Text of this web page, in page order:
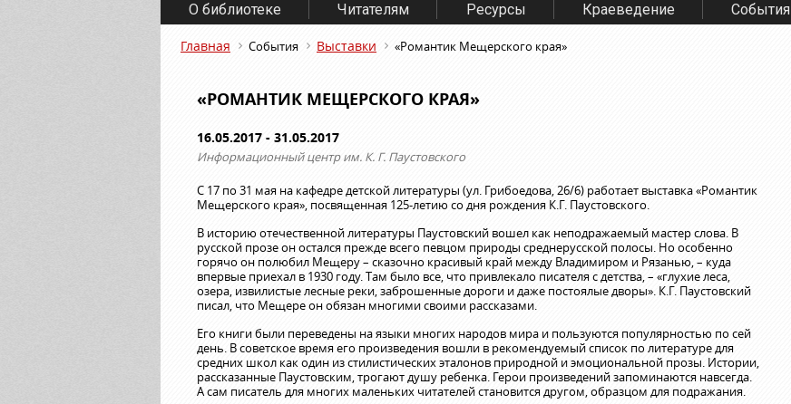
О библиотеке Читателям Ресурсы Краеведение События
Главная События Выставки «Романтик Мещерского края»
«РОМАНТИК МЕЩЕРСКОГО КРАЯ»
16.05.2017 - 31.05.2017
Информационный центр им. К. Г. Паустовского
С 17 по 31 мая на кафедре детской литературы (ул. Грибоедова, 26/6) работает выставка «Романтик
Мещерского края», посвященная 125-летию со дня рождения К.Г. Паустовского.
В историю отечественной литературы Паустовский вошел как неподражаемый мастер слова. В
русской прозе он остался прежде всего певцом природы среднерусской полосы. Но особенно
горячо он полюбил Мещеру – сказочно красивый край между Владимиром и Рязанью, – куда
впервые приехал в 1930 году. Там было все, что привлекало писателя с детства, – «глухие леса,
озера, извилистые лесные реки, заброшенные дороги и даже постоялые дворы». К.Г. Паустовский
писал, что Мещере он обязан многими своими рассказами.
Его книги были переведены на языки многих народов мира и пользуются популярностью по сей
день. В советское время его произведения вошли в рекомендуемый список по литературе для
средних школ как один из стилистических эталонов природной и эмоциональной прозы. Истории,
рассказанные Паустовским, трогают душу ребенка. Герои произведений запоминаются навсегда.
А сам писатель для многих маленьких читателей становится другом, образцом для подражания.